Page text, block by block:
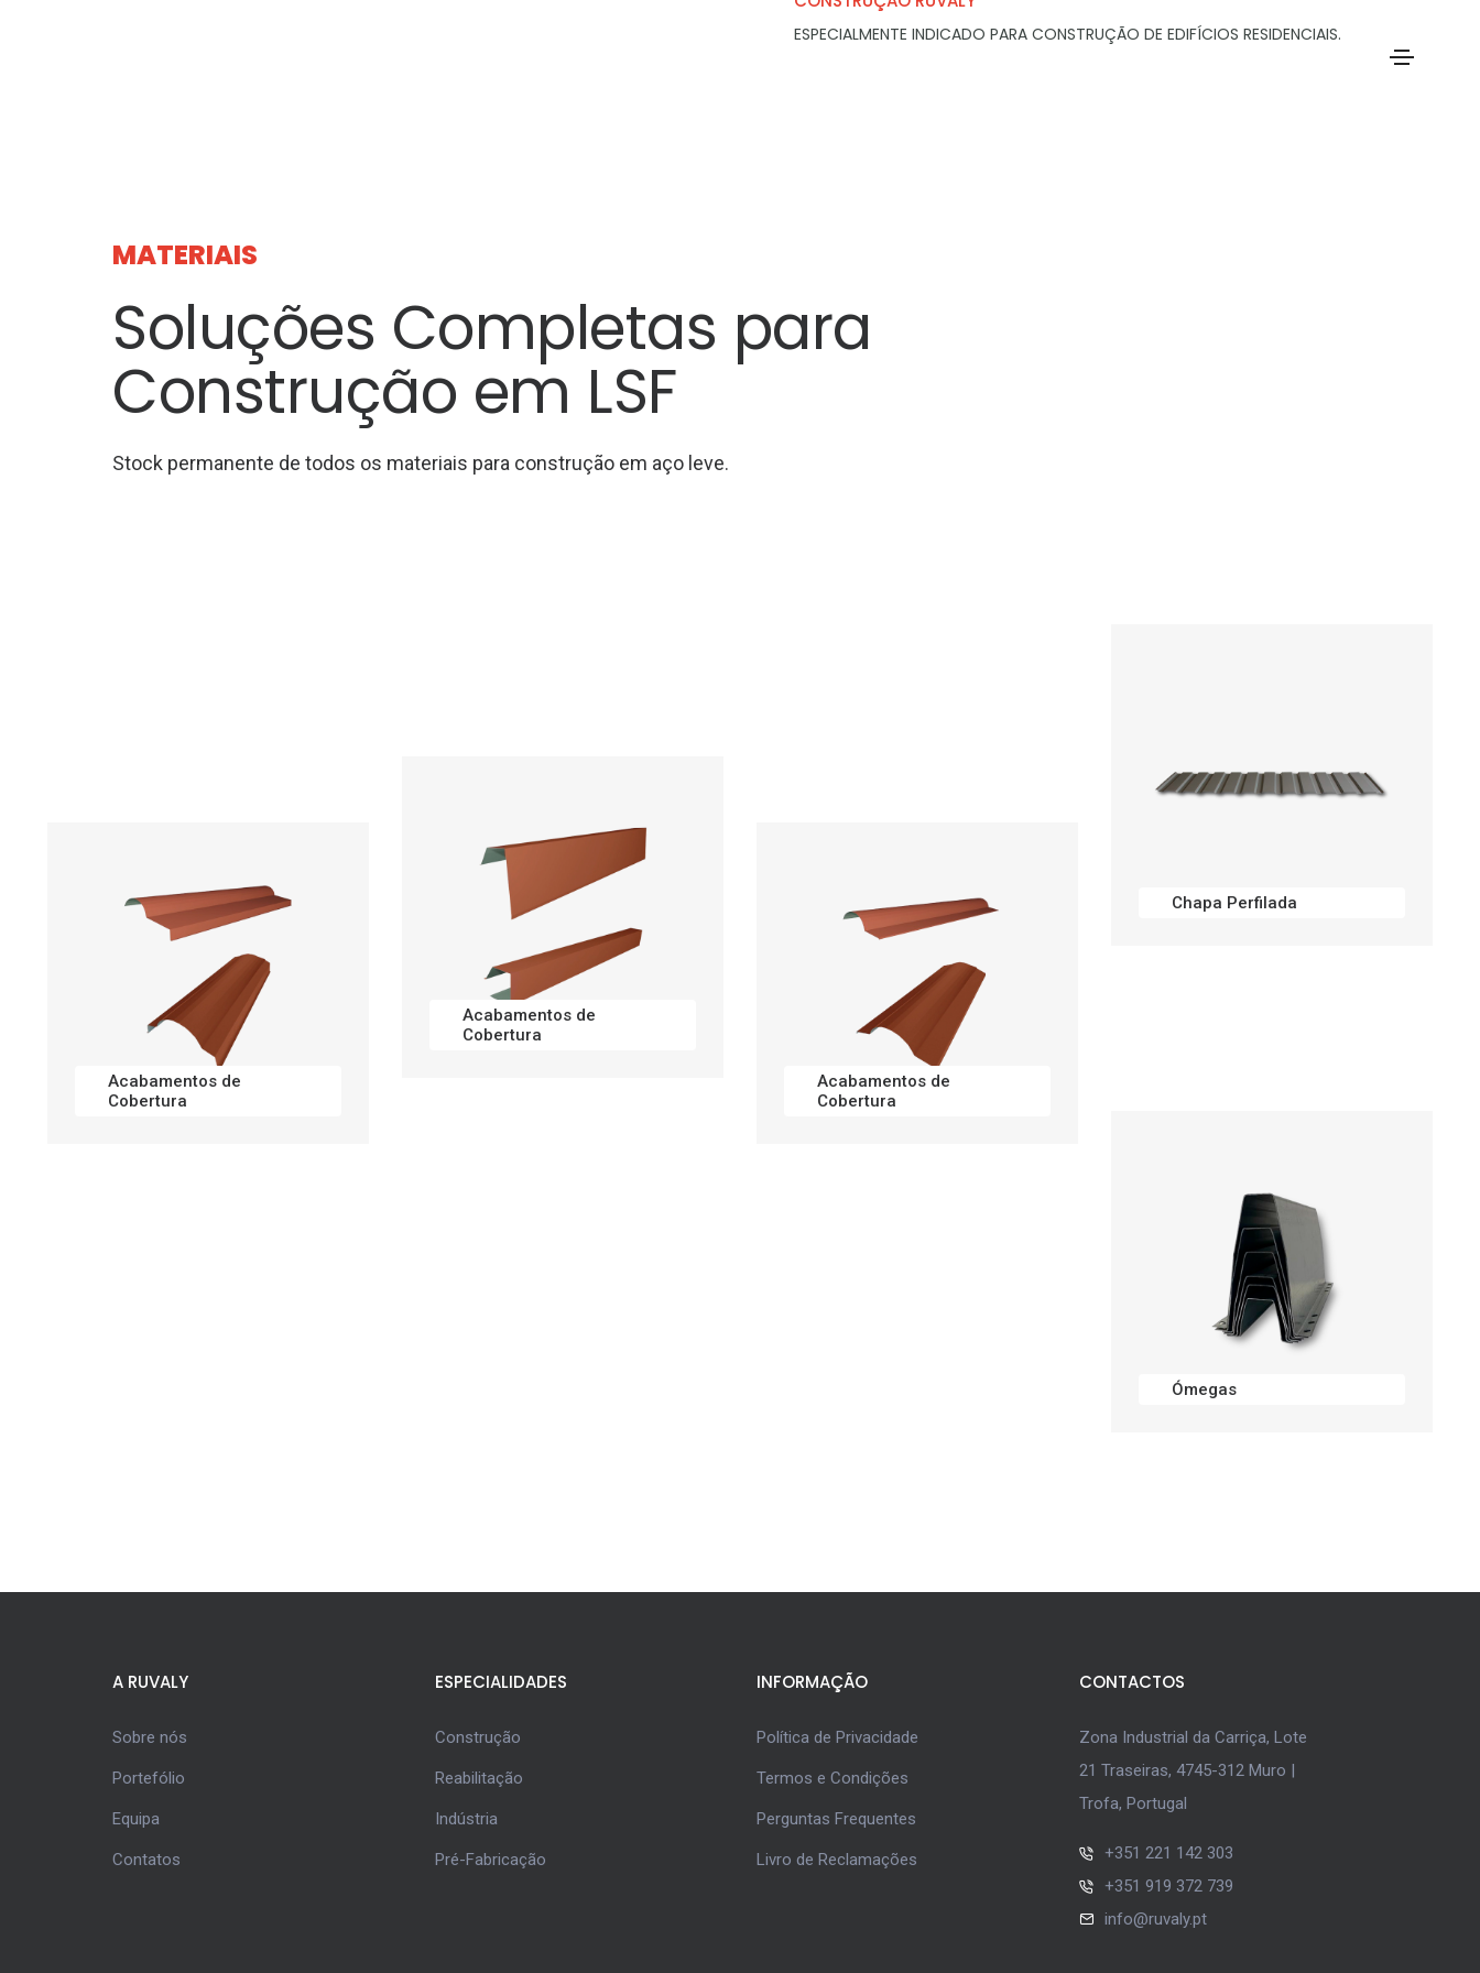
ESPECIALMENTE INDICADO PARA CONSTRUÇÃO DE EDIFÍCIOS RESIDENCIAIS.
MATERIAIS
Soluções Completas para
Construção em LSF
Stock permanente de todos os materiais para construção em aço leve.
Chapa Perfilada
Acabamentos de
Cobertura
Acabamentos de
Cobertura
Acabamentos de
Cobertura
Ómegas
A RUVALY
Sobre nós
Portefólio
Equipa
Contatos
ESPECIALIDADES
Construção
Reabilitação
Indústria
Pré-Fabricação
INFORMAÇÃO
Política de Privacidade
Termos e Condições
Perguntas Frequentes
Livro de Reclamações
CONTACTOS
Zona Industrial da Carriça, Lote
21 Traseiras, 4745-312 Muro |
Trofa, Portugal
+351 221 142 303
+351 919 372 739
info@ruvaly.pt